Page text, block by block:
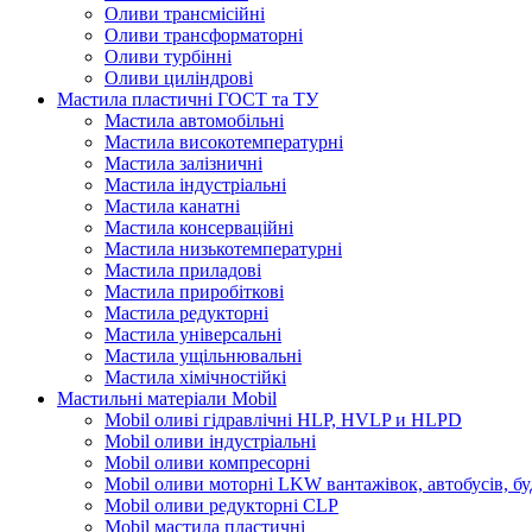
Оливи трансмісійні
Оливи трансформаторні
Оливи турбінні
Оливи циліндрові
Мастила пластичні ГОСТ та ТУ
Мастила автомобільні
Мастила високотемпературні
Мастила залізничні
Мастила індустріальні
Мастила канатні
Мастила консерваційні
Мастила низькотемпературні
Мастила приладові
Мастила приробіткові
Мастила редукторні
Мастила універсальні
Мастила ущільнювальні
Мастила хімічностійкі
Мастильні матеріали Mobil
Mobil оливі гідравлічні HLP, HVLP и HLPD
Mobil оливи індустріальні
Mobil оливи компресорні
Mobil оливи моторні LKW вантажівок, автобусів,
Mobil оливи редукторні CLP
Mobil мастила пластичні